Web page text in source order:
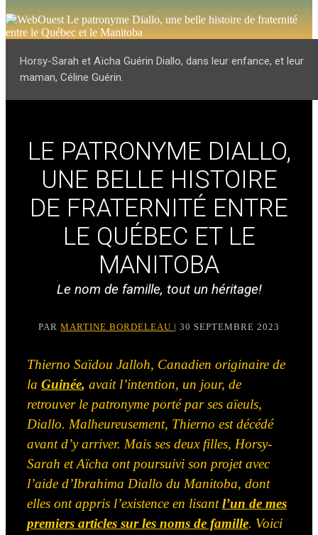
Horsy-Sarah et Aïcha Guérin Diallo, dans leur enfance, et leur
maman, Céline Guérin.
LE PATRONYME DIALLO,
UNE BELLE HISTOIRE
DE FRATERNITÉ ENTRE
LE QUÉBEC ET LE
MANITOBA
Le nom de famille, tout un héritage!
PAR MARTINE BORDELEAU | 30 SEPTEMBRE 2023
Thierno Saïdou Jalloh, Canadien originaire de
la Guinée, avait l’intention, un jour, de
retrouver le patronyme porté par ses aïeuls,
Diallo. Malheureusement, Thierno est décédé
avant d’y arriver. Mais ses deux filles, Horsy-
Sarah et Aïcha ont poursuivi son projet avec
l’aide d’Ibrahima Diallo du Manitoba, dont
elles ont appris l’existence en lisantl’un de mes
premiers articles sur les noms de famille. Voici